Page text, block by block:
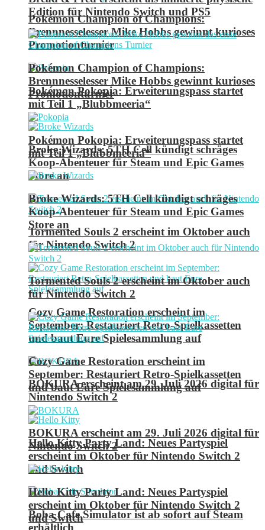
Pokémon Champion of Champions:
Brennnesselesser Mike Hobbs gewinnt kurioses
Promotionturnier
Pokémon Pokopia: Erweiterungspass startet
mit Teil 1 „Blubbmeeria“
Broke Wizards: 5TH Cell kündigt schräges
Koop-Abenteuer für Steam und Epic Games
Store an
Tormented Souls 2 erscheint im Oktober auch
für Nintendo Switch 2
Cozy Game Restoration erscheint im
September: Restauriert Retro-Spielkassetten
und baut Eure Spielesammlung auf
BOKURA erscheint am 29. Juli 2026 digital für
Nintendo Switch 2
Hello Kitty Party Land: Neues Partyspiel
erscheint im Oktober für Nintendo Switch 2
und Switch
Boba Cafe Simulator ist ab sofort auf Steam
erhältlich
Edition für Nintendo Switch und PS5
Pokémon Champion of Champions:
Brennnesselesser Mike Hobbs gewinnt kurioses
Promotionturnier
Pokémon Pokopia: Erweiterungspass startet
mit Teil 1 „Blubbmeeria“
Broke Wizards: 5TH Cell kündigt schräges
Koop-Abenteuer für Steam und Epic Games
Store an
Tormented Souls 2 erscheint im Oktober auch
für Nintendo Switch 2
Cozy Game Restoration erscheint im
September: Restauriert Retro-Spielkassetten
und baut Eure Spielesammlung auf
BOKURA erscheint am 29. Juli 2026 digital für
Nintendo Switch 2
Hello Kitty Party Land: Neues Partyspiel
erscheint im Oktober für Nintendo Switch 2
und Switch